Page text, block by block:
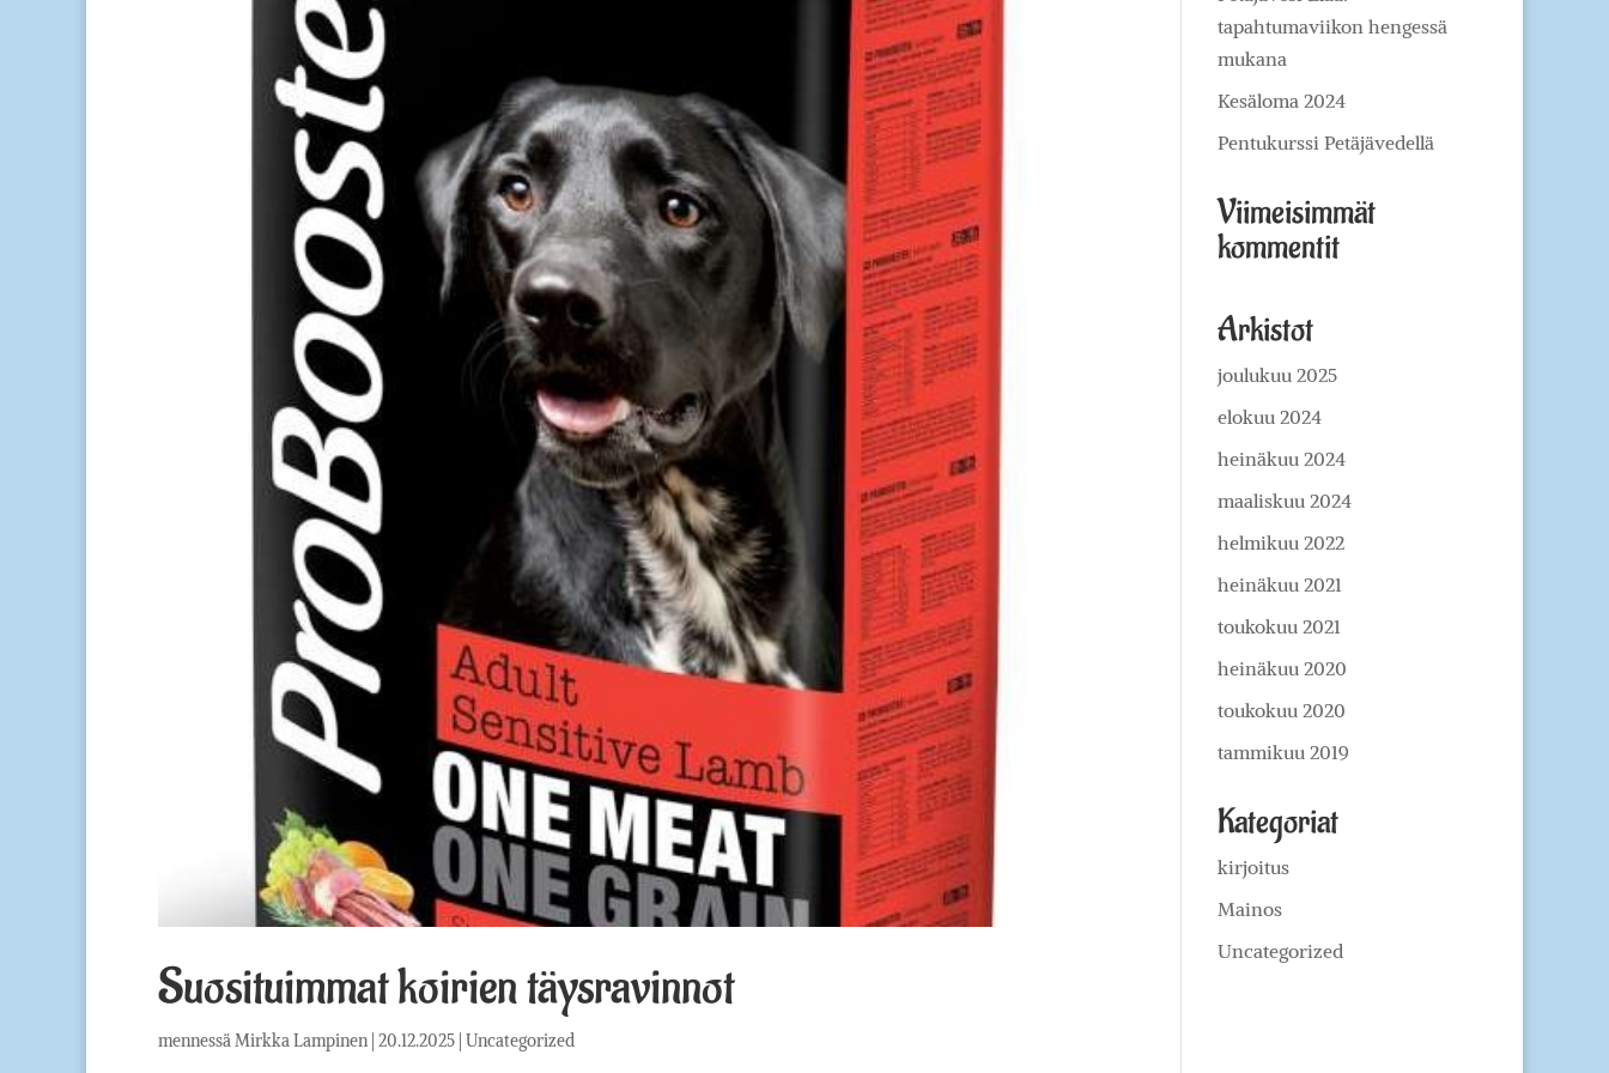
Suosituimmat koirien täysravinnot
mennessäMirkka Lampinen 20.12.2025 Uncategorized
tapahtumaviikon hengessä
mukana
Kesäloma 2024
Pentukurssi Petäjävedellä
Viimeisimmät
kommentit
Arkistot
joulukuu 2025
elokuu 2024
heinäkuu 2024
maaliskuu 2024
helmikuu 2022
heinäkuu 2021
toukokuu 2021
heinäkuu 2020
toukokuu 2020
tammikuu 2019
Kategoriat
kirjoitus
Mainos
Uncategorized